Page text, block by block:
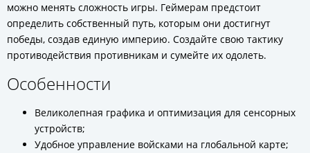
можно менять сложность игры. Геймерам предстоит
определить собственный путь, которым они достигнут
победы, создав единую империю. Создайте свою тактику
противодействия противникам и сумейте их одолеть.
Особенности
Великолепная графика и оптимизация для сенсорных
устройств;
Удобное управление войсками на глобальной карте;